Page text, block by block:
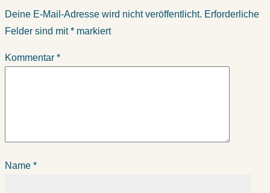
Deine E-Mail-Adresse wird nicht veröffentlicht. Erforderliche
Felder sind mit* markiert
Kommentar *
Name *